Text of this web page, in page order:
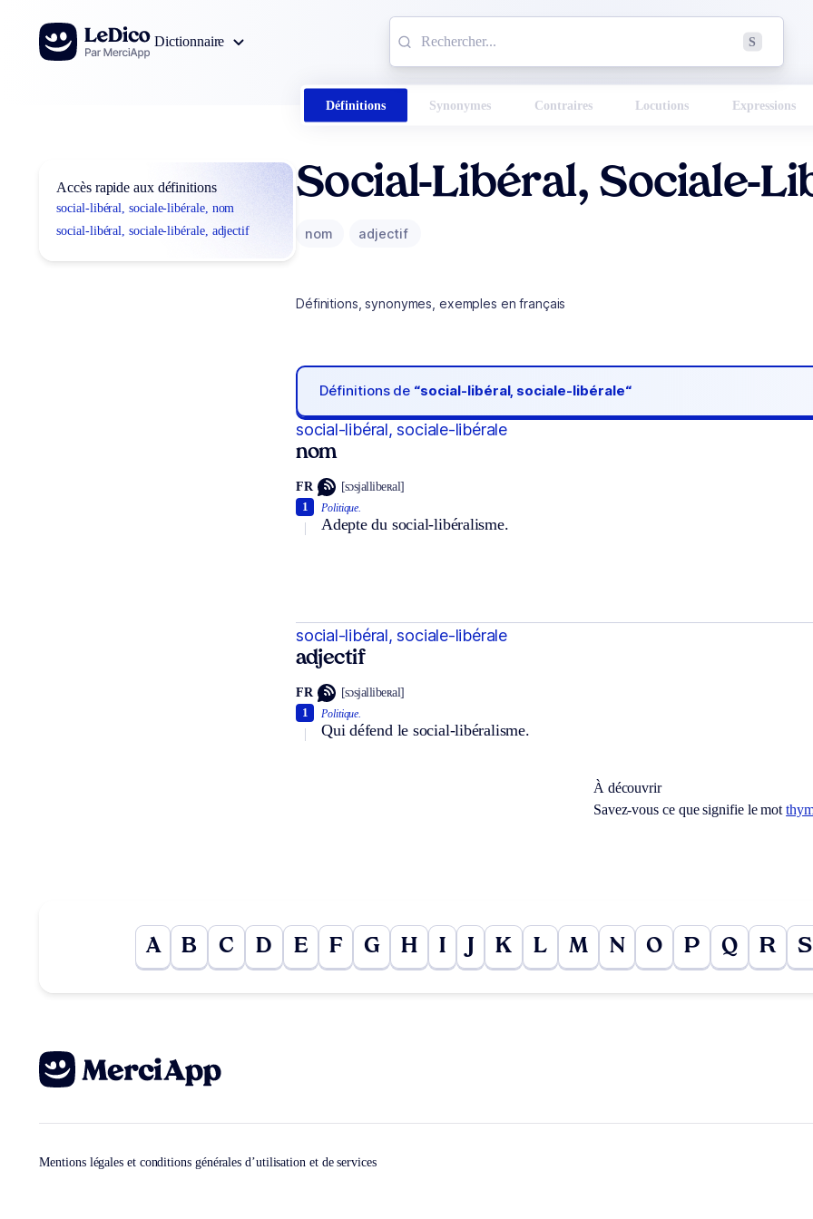
Aller au contenu
Dictionnaire
S
Définitions Synonymes Contraires Locutions Expressions
Accès rapide aux définitions
social-libéral, sociale-libérale, nom
social-libéral, sociale-libérale, adjectif
Social-Libéral, Sociale-
nom adjectif
Définitions, synonymes, exemples en français
Définitions de “social-libéral, sociale-libérale“
social-libéral, sociale-libérale
nom
FR [sɔsjallibeʀal]
Politique.
Adepte du social-libéralisme.
1
social-libéral, sociale-libérale
adjectif
FR [sɔsjallibeʀal]
Politique.
Qui défend le social-libéralisme.
1
À découvrir
Savez-vous ce que signifie le mot
A B C D E F G H I K L M N O P Q R S
Mentions légales et conditions générales d’utilisation et de services